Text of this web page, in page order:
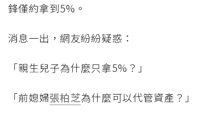
鋒僅約拿到5%。
消息一出，網友紛紛疑惑：
「親生兒子為什麼只拿5%？」
「前媳婦張柏芝為什麼可以代管資產？」